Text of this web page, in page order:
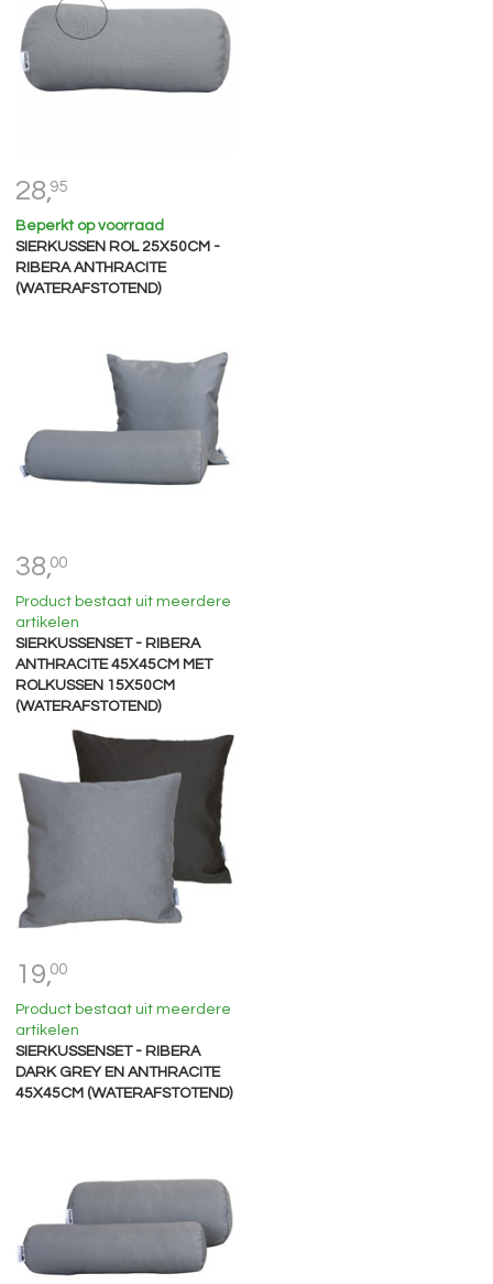
28,95
Beperkt op voorraad
SIERKUSSEN ROL 25X50CM -
RIBERA ANTHRACITE
(WATERAFSTOTEND)
38,00
Product bestaat uit meerdere
artikelen
SIERKUSSENSET - RIBERA
ANTHRACITE 45X45CM MET
ROLKUSSEN 15X50CM
(WATERAFSTOTEND)
19,00
Product bestaat uit meerdere
artikelen
SIERKUSSENSET - RIBERA
DARK GREY EN ANTHRACITE
45X45CM (WATERAFSTOTEND)